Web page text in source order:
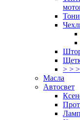
> >
Масла
Автосвет